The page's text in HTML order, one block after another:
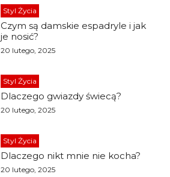
Styl Życia
Czym są damskie espadryle i jak
je nosić?
20 lutego, 2025
Styl Życia
Dlaczego gwiazdy świecą?
20 lutego, 2025
Styl Życia
Dlaczego nikt mnie nie kocha?
20 lutego, 2025